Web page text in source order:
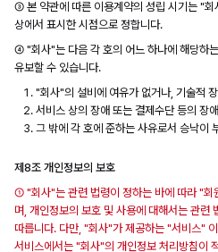
③ 본 약관에 따른 이용계약의 성립 시기는 "
상에서 표시한 시점으로 정합니다.
④ "회사"는 다음 각 호의 어느 하나에 해당하
유보할 수 있습니다.
"회사"의 설비에 여유가 없거나, 기술적
서비스 상의 장애 또는 결제수단 등의 장
그 밖에 각 호에 준하는 사유로서 승낙이
제8조 개인정보의 보호
① "회사"는 관련 법령이 정하는 바에 따라 "회
며, 개인정보의 보호 및 사용에 대해서는 관련
따릅니다. 다만, "회사"가 제공하는 "서비스"
서비스에서는 "회사"의 개인정보 처리방침이